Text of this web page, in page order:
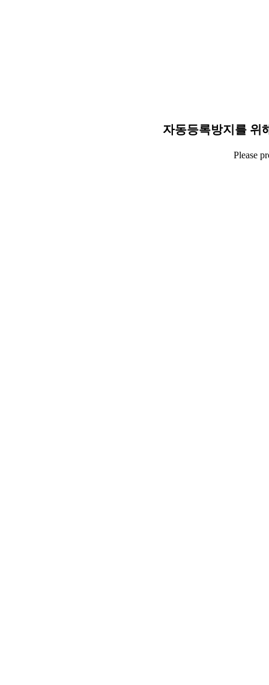
자동등록방지를 위
Please